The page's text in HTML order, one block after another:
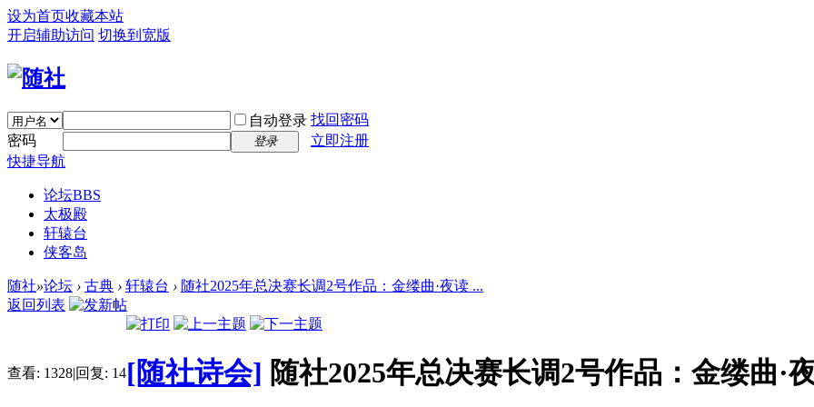
设为首页收藏本站
开启辅助访问 切换到宽版
自动登录 找回密码
密码
登录
立即注册
快捷导航
论坛BBS
太极殿
轩辕台
侠客岛
随社»论坛 › 古典 › 轩辕台 › 随社2025年总决赛长调2号作品：金缕曲·夜读 ...
返回列表
查看: 1328|回复: 14[随社诗会] 随社2025年总决赛长调2号作品：金缕曲·